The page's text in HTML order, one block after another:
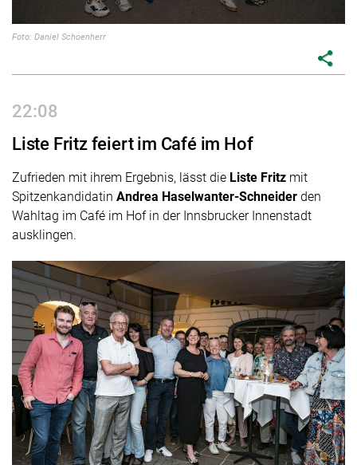
Foto: Daniel Schoenherr
share
22:08
Liste Fritz feiert im Café im Hof
Zufrieden mit ihrem Ergebnis, lässt die Liste Fritz mit
Spitzenkandidatin Andrea Haselwanter-Schneider den
Wahltag im Café im Hof in der Innsbrucker Innenstadt
ausklingen.